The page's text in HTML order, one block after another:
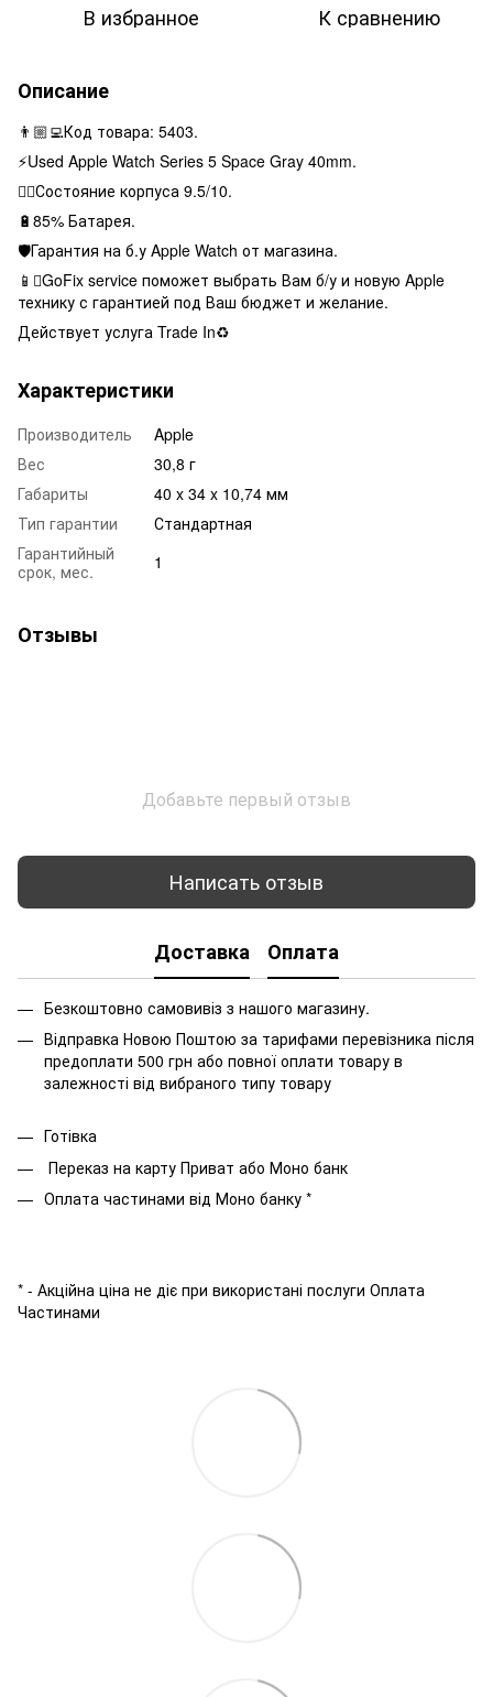
В избранное К сравнению
Описание
👨🏼‍💻Код товара: 5403.
⚡️Used Apple Watch Series 5 Space Gray 40mm.
👌🏻Состояние корпуса 9.5/10.
🔋85% Батарея.
🛡Гарантия на б.у Apple Watch от магазина.
📱GoFix service поможет выбрать Вам б/у и новую Apple
технику с гарантией под Ваш бюджет и желание.
Действует услуга Trade In♻️
Характеристики
Производитель
Apple
Вес
30,8 г
Габариты
40 x 34 x 10,74 мм
Тип гарантии
Стандартная
Гарантийный
срок, мес.
1
Отзывы
Добавьте первый отзыв
Написать отзыв
Доставка Оплата
Безкоштовно самовивіз з нашого магазину.
Відправка Новою Поштою за тарифами перевізника після
предоплати 500 грн або повної оплати товару в
залежності від вибраного типу товару
Готівка
Переказ на карту Приват або Моно банк
Оплата частинами від Моно банку *
* - Акційна ціна не діє при використані послуги Оплата
Частинами